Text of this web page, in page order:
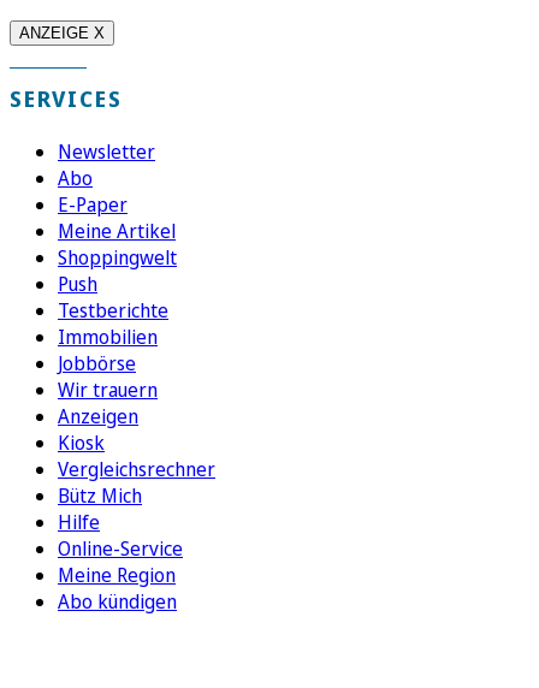
ANZEIGE X
SERVICES
Newsletter
Abo
E-Paper
Meine Artikel
Shoppingwelt
Push
Testberichte
Immobilien
Jobbörse
Wir trauern
Anzeigen
Kiosk
Vergleichsrechner
Bütz Mich
Hilfe
Online-Service
Meine Region
Abo kündigen